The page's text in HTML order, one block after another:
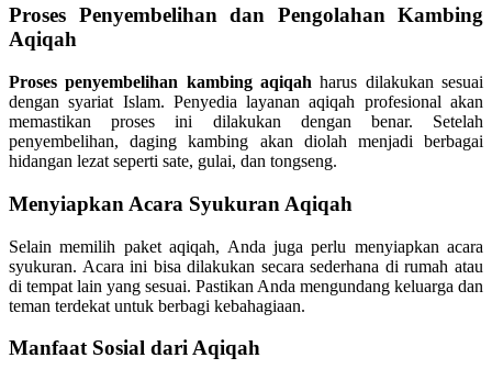
Proses Penyembelihan dan Pengolahan Kambing
Aqiqah
Proses penyembelihan kambing aqiqah harus dilakukan sesuai
dengan syariat Islam. Penyedia layanan aqiqah profesional akan
memastikan proses ini dilakukan dengan benar. Setelah
penyembelihan, daging kambing akan diolah menjadi berbagai
hidangan lezat seperti sate, gulai, dan tongseng.
Menyiapkan Acara Syukuran Aqiqah
Selain memilih paket aqiqah, Anda juga perlu menyiapkan acara
syukuran. Acara ini bisa dilakukan secara sederhana di rumah atau
di tempat lain yang sesuai. Pastikan Anda mengundang keluarga dan
teman terdekat untuk berbagi kebahagiaan.
Manfaat Sosial dari Aqiqah